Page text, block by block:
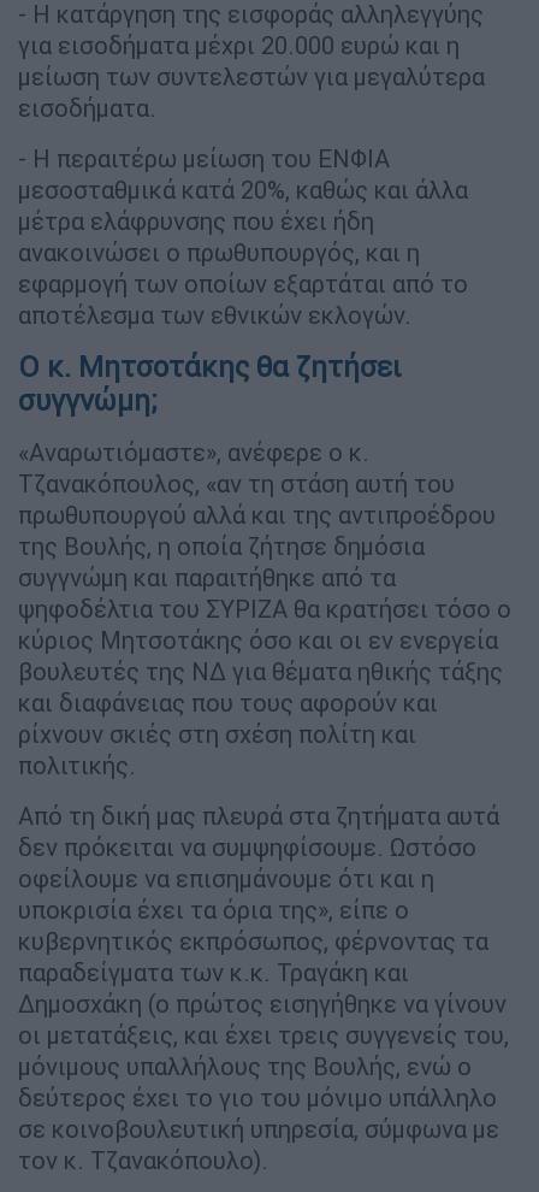
- Η κατάργηση της εισφοράς αλληλεγγύης
για εισοδήματα μέχρι 20.000 ευρώ και η
μείωση των συντελεστών για μεγαλύτερα
εισοδήματα.
- Η περαιτέρω μείωση του ΕΝΦΙΑ
μεσοσταθμικά κατά 20%, καθώς και άλλα
μέτρα ελάφρυνσης που έχει ήδη
ανακοινώσει ο πρωθυπουργός, και η
εφαρμογή των οποίων εξαρτάται από το
αποτέλεσμα των εθνικών εκλογών.
Ο κ. Μητσοτάκης θα ζητήσει
συγγνώμη;
«Αναρωτιόμαστε», ανέφερε ο κ.
Τζανακόπουλος, «αν τη στάση αυτή του
πρωθυπουργού αλλά και της αντιπροέδρου
της Βουλής, η οποία ζήτησε δημόσια
συγγνώμη και παραιτήθηκε από τα
ψηφοδέλτια του ΣΥΡΙΖΑ θα κρατήσει τόσο ο
κύριος Μητσοτάκης όσο και οι εν ενεργεία
βουλευτές της ΝΔ για θέματα ηθικής τάξης
και διαφάνειας που τους αφορούν και
ρίχνουν σκιές στη σχέση πολίτη και
πολιτικής.
Από τη δική μας πλευρά στα ζητήματα αυτά
δεν πρόκειται να συμψηφίσουμε. Ωστόσο
οφείλουμε να επισημάνουμε ότι και η
υποκρισία έχει τα όρια της», είπε ο
κυβερνητικός εκπρόσωπος, φέρνοντας τα
παραδείγματα των κ.κ. Τραγάκη και
Δημοσχάκη (ο πρώτος εισηγήθηκε να γίνουν
οι μετατάξεις, και έχει τρεις συγγενείς του,
μόνιμους υπαλλήλους της Βουλής, ενώ ο
δεύτερος έχει το γιο του μόνιμο υπάλληλο
σε κοινοβουλευτική υπηρεσία, σύμφωνα με
τον κ. Τζανακόπουλο).